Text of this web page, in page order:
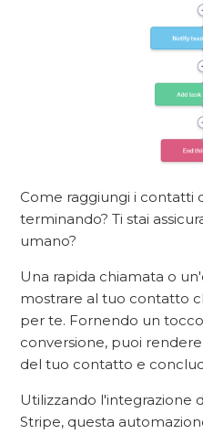
Come raggiungi i contatti
terminando? Ti stai
umano?
Una rapida chiamata o
mostrare al tuo contatto
per te. Fornendo un
conversione, puoi
del tuo contatto e
Utilizzando l'integrazione
Stripe, questa